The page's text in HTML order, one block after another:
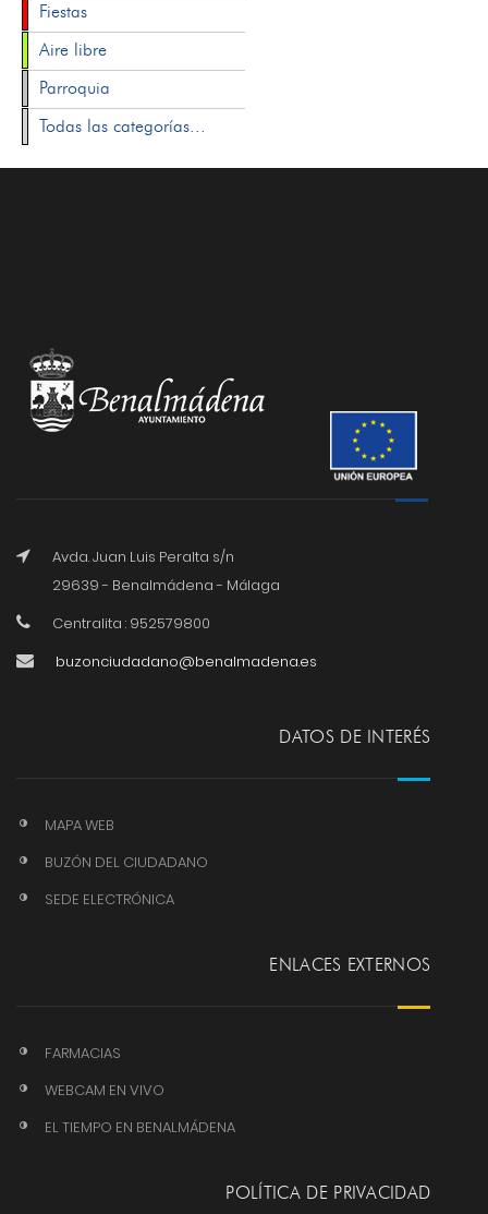
Fiestas
Aire libre
Parroquia
Todas las categorías...
Avda. Juan Luis Peralta s/n
29639 - Benalmádena - Málaga
Centralita : 952579800
buzonciudadano@benalmadena.es
DATOS DE INTERÉS
MAPA WEB
BUZÓN DEL CIUDADANO
SEDE ELECTRÓNICA
ENLACES EXTERNOS
FARMACIAS
WEBCAM EN VIVO
EL TIEMPO EN BENALMÁDENA
POLÍTICA DE PRIVACIDAD